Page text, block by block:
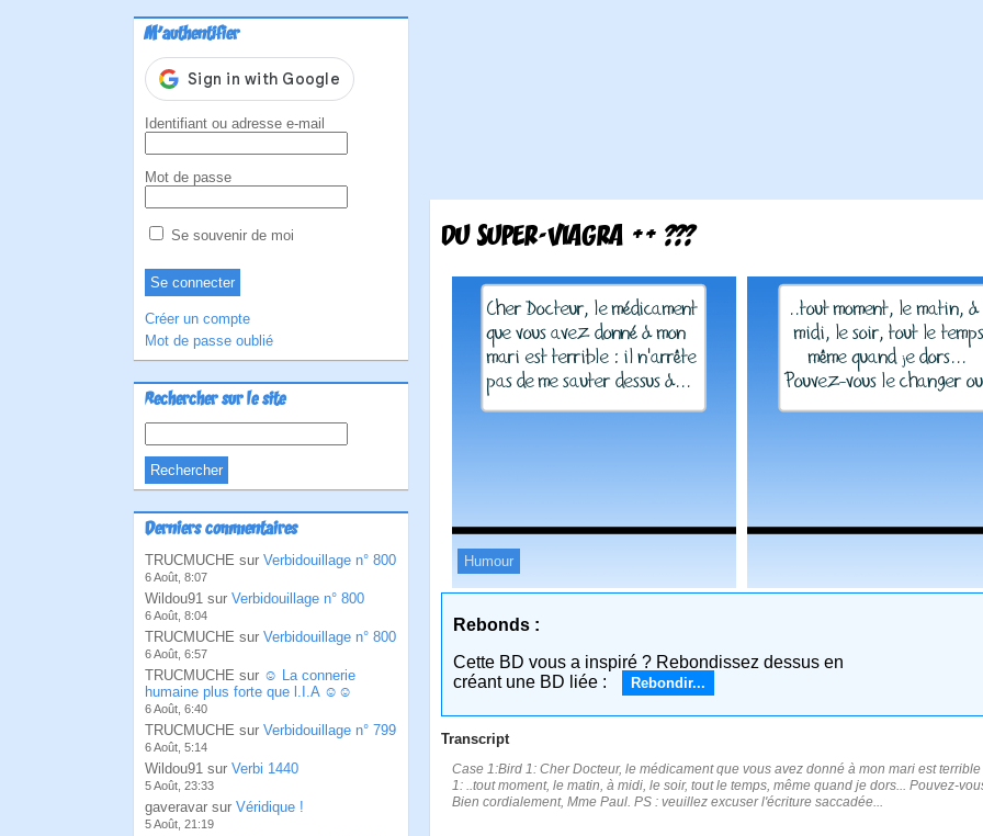
M'authentifier
Identifiant ou adresse e-mail
Mot de passe
Se souvenir de moi
Créer un compte
Mot de passe oublié
Rechercher sur le site
Derniers commentaires
TRUCMUCHE sur Verbidouillage n° 800
6 Août, 8:07
Wildou91 sur Verbidouillage n° 800
6 Août, 8:04
TRUCMUCHE sur Verbidouillage n° 800
6 Août, 6:57
TRUCMUCHE sur ☺ La connerie
humaine plus forte que l.I.A ☺☺
6 Août, 6:40
TRUCMUCHE sur Verbidouillage n° 799
6 Août, 5:14
Wildou91 sur Verbi 1440
5 Août, 23:33
gaveravar sur Véridique !
5 Août, 21:19
DU SUPER-VIAGRA ++ ???
Humour
Rebonds :
Cette BD vous a inspiré ? Rebondissez dessus en
créant une BD liée :
Rebondir...
Transcript
Case 1:Bird 1: Cher Docteur, le médicament que vous avez donné à mon mari est
1: ..tout moment, le matin, à midi, le soir, tout le temps, même quand je dors... Pouvez-
Bien cordialement, Mme Paul. PS : veuillez excuser l'écriture saccadée...